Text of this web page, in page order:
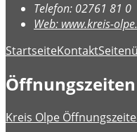
Telefon: 02761 81 0
Web: www.kreis-
StartseiteKontakt
Öffnungszeiten
Kreis Olpe